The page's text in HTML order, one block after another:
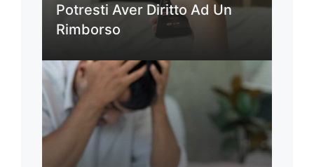
Potresti Aver Diritto Ad Un
Rimborso